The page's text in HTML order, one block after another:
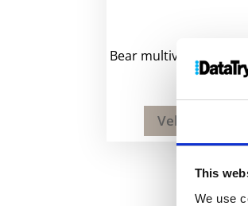
This
We use
Bear multiverktøy 10
420kr
Velg alternativ